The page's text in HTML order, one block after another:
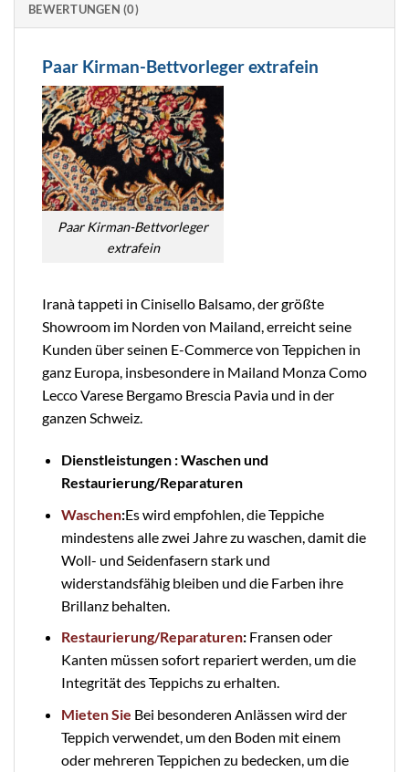
BEWERTUNGEN (0)
Paar Kirman-Bettvorleger extrafein
Paar Kirman-Bettvorleger
extrafein
Iranà tappeti in Cinisello Balsamo, der größte
Showroom im Norden von Mailand, erreicht seine
Kunden über seinen E-Commerce von Teppichen in
ganz Europa, insbesondere in Mailand Monza Como
Lecco Varese Bergamo Brescia Pavia und in der
ganzen Schweiz.
Dienstleistungen : Waschen und
Restaurierung/Reparaturen
Waschen:Es wird empfohlen, die Teppiche
mindestens alle zwei Jahre zu waschen, damit die
Woll- und Seidenfasern stark und
widerstandsfähig bleiben und die Farben ihre
Brillanz behalten.
Restaurierung/Reparaturen:Fransen oder
Kanten müssen sofort repariert werden, um die
Integrität des Teppichs zu erhalten.
Mieten Sie Bei besonderen Anlässen wird der
Teppich verwendet, um den Boden mit einem
oder mehreren Teppichen zu bedecken, um die